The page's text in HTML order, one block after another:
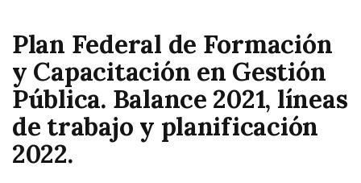
Plan Federal de Formación
y Capacitación en Gestión
Pública. Balance 2021, líneas
de trabajo y planificación
2022.